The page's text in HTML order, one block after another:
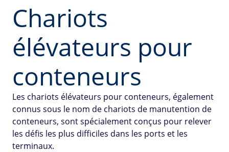
Chariots
élévateurs pour
conteneurs
Les chariots élévateurs pour conteneurs, également
connus sous le nom de chariots de manutention de
conteneurs, sont spécialement conçus pour relever
les défis les plus difficiles dans les ports et les
terminaux.